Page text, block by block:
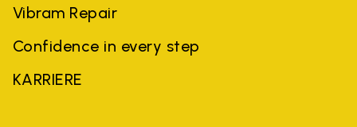
Vibram Repair
Confidence in every step
KARRIERE